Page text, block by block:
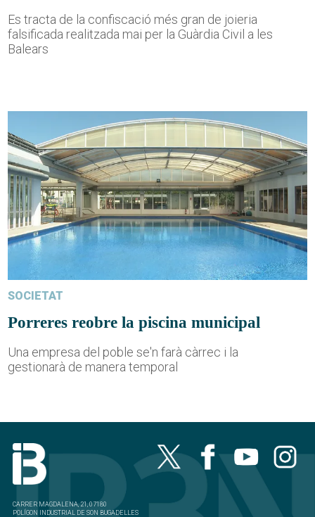
Es tracta de la confiscació més gran de joieria
falsificada realitzada mai per la Guàrdia Civil a les
Balears
SOCIETAT
Porreres reobre la piscina municipal
Una empresa del poble se'n farà càrrec i la
gestionarà de manera temporal
CARRER MAGDALENA, 21, 07180
POLÍGON INDUSTRIAL DE SON BUGADELLES